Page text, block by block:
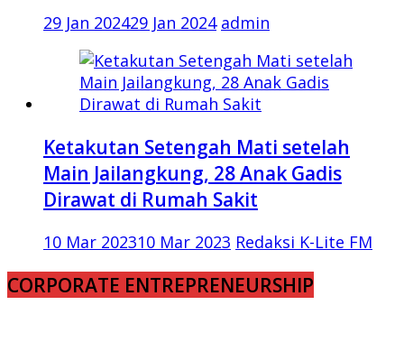
29 Jan 202429 Jan 2024 admin
Ketakutan Setengah Mati setelah
Main Jailangkung, 28 Anak Gadis
Dirawat di Rumah Sakit
10 Mar 202310 Mar 2023 Redaksi K-Lite FM
CORPORATE ENTREPRENEURSHIP